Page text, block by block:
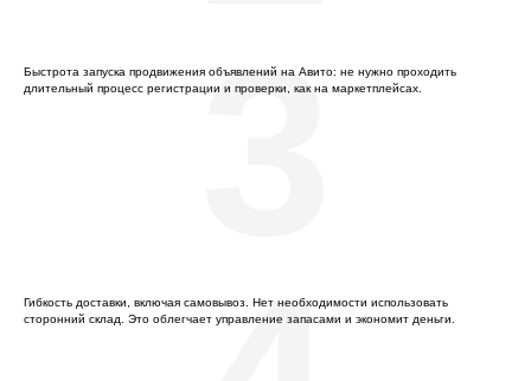
Быстрота запуска продвижения объявлений на Авито: не нужно проходить
длительный процесс регистрации и проверки, как на маркетплейсах.
3
Гибкость доставки, включая самовывоз. Нет необходимости использовать
сторонний склад. Это облегчает управление запасами и экономит деньги.